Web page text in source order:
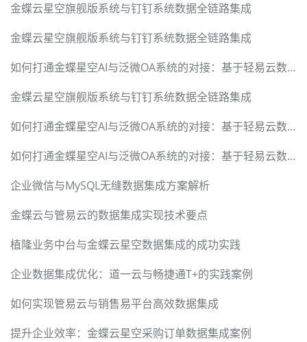
金蝶云星空旗舰版系统与钉钉系统数据全链路集成
金蝶云星空旗舰版系统与钉钉系统数据全链路集成
如何打通金蝶星空AI与泛微OA系统的对接：基于轻易云数据集成平台的深度实践指南
金蝶云星空旗舰版系统与钉钉系统数据全链路集成
如何打通金蝶星空AI与泛微OA系统的对接：基于轻易云数据集成平台的深度实践指南
如何打通金蝶星空AI与泛微OA系统的对接：基于轻易云数据集成平台的深度实践指南
企业微信与MySQL无缝数据集成方案解析
金蝶云与管易云的数据集成实现技术要点
植隆业务中台与金蝶云星空数据集成的成功实践
企业数据集成优化：道一云与畅捷通T+的实践案例
如何实现管易云与销售易平台高效数据集成
提升企业效率：金蝶云星空采购订单数据集成案例